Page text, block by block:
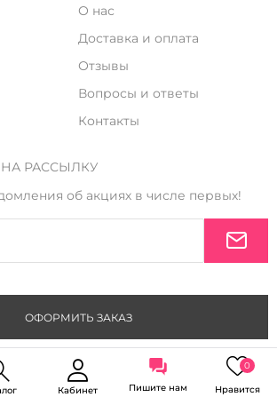
ОФОРМИТЬ ЗАКАЗ
О нас
Доставка и оплата
Отзывы
Вопросы и ответы
Контакты
РАССЫЛКУ
об акциях в числе первых!
Венера в цветах ИП Купряхин Александр
772483320941 ОГРНИП 325774600888880
конфиденциальности
Кабинет Пишите нам Нравится
0